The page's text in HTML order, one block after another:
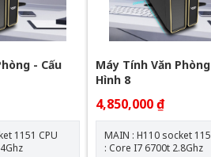
- Cấu
CPU
Máy Tính Văn
Hình 8
4,850,000 ₫
MAIN : H110 socket 1151
: Core I7 6700t 2.8Ghz